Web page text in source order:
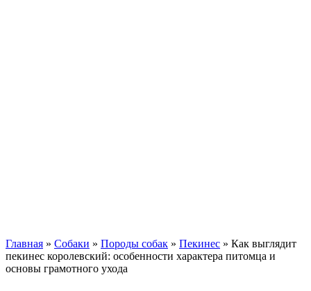
Главная » Собаки » Породы собак » Пекинес » Как выглядит
пекинес королевский: особенности характера питомца и
основы грамотного ухода